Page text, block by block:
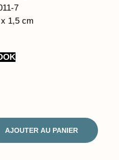
7
1,5 cm
AJOUTER AU PANIER